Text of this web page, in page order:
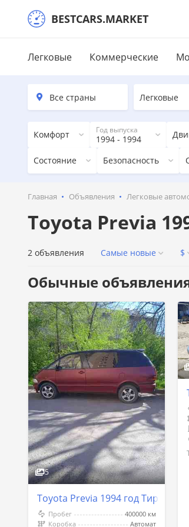
BESTCARS.MARKET
Легковые Коммерческие
Легковые
Комфорт Год выпуска
1994 - 1994
Состояние Безопасность
Главная Объявления Легковые
Toyota Previa
2 объявления Самые новые $
Обычные
5
Toyota Previa 1994 год Тирасполь
Пробег
400000 км
Коробка
Автомат